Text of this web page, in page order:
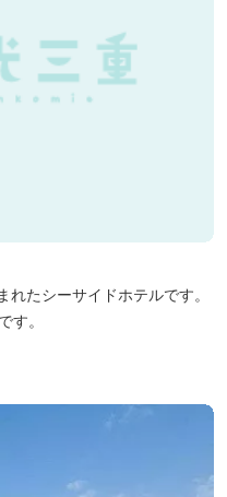
たシーサイドホテルです。
。